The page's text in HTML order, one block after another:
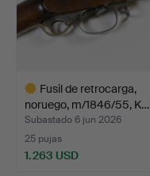
Fusil de retrocarga,
noruego, m/1846/55, K…
Subastado 6 jun 2026
25 pujas
1.263 USD